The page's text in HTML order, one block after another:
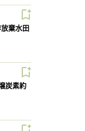
棄水田
炭素約